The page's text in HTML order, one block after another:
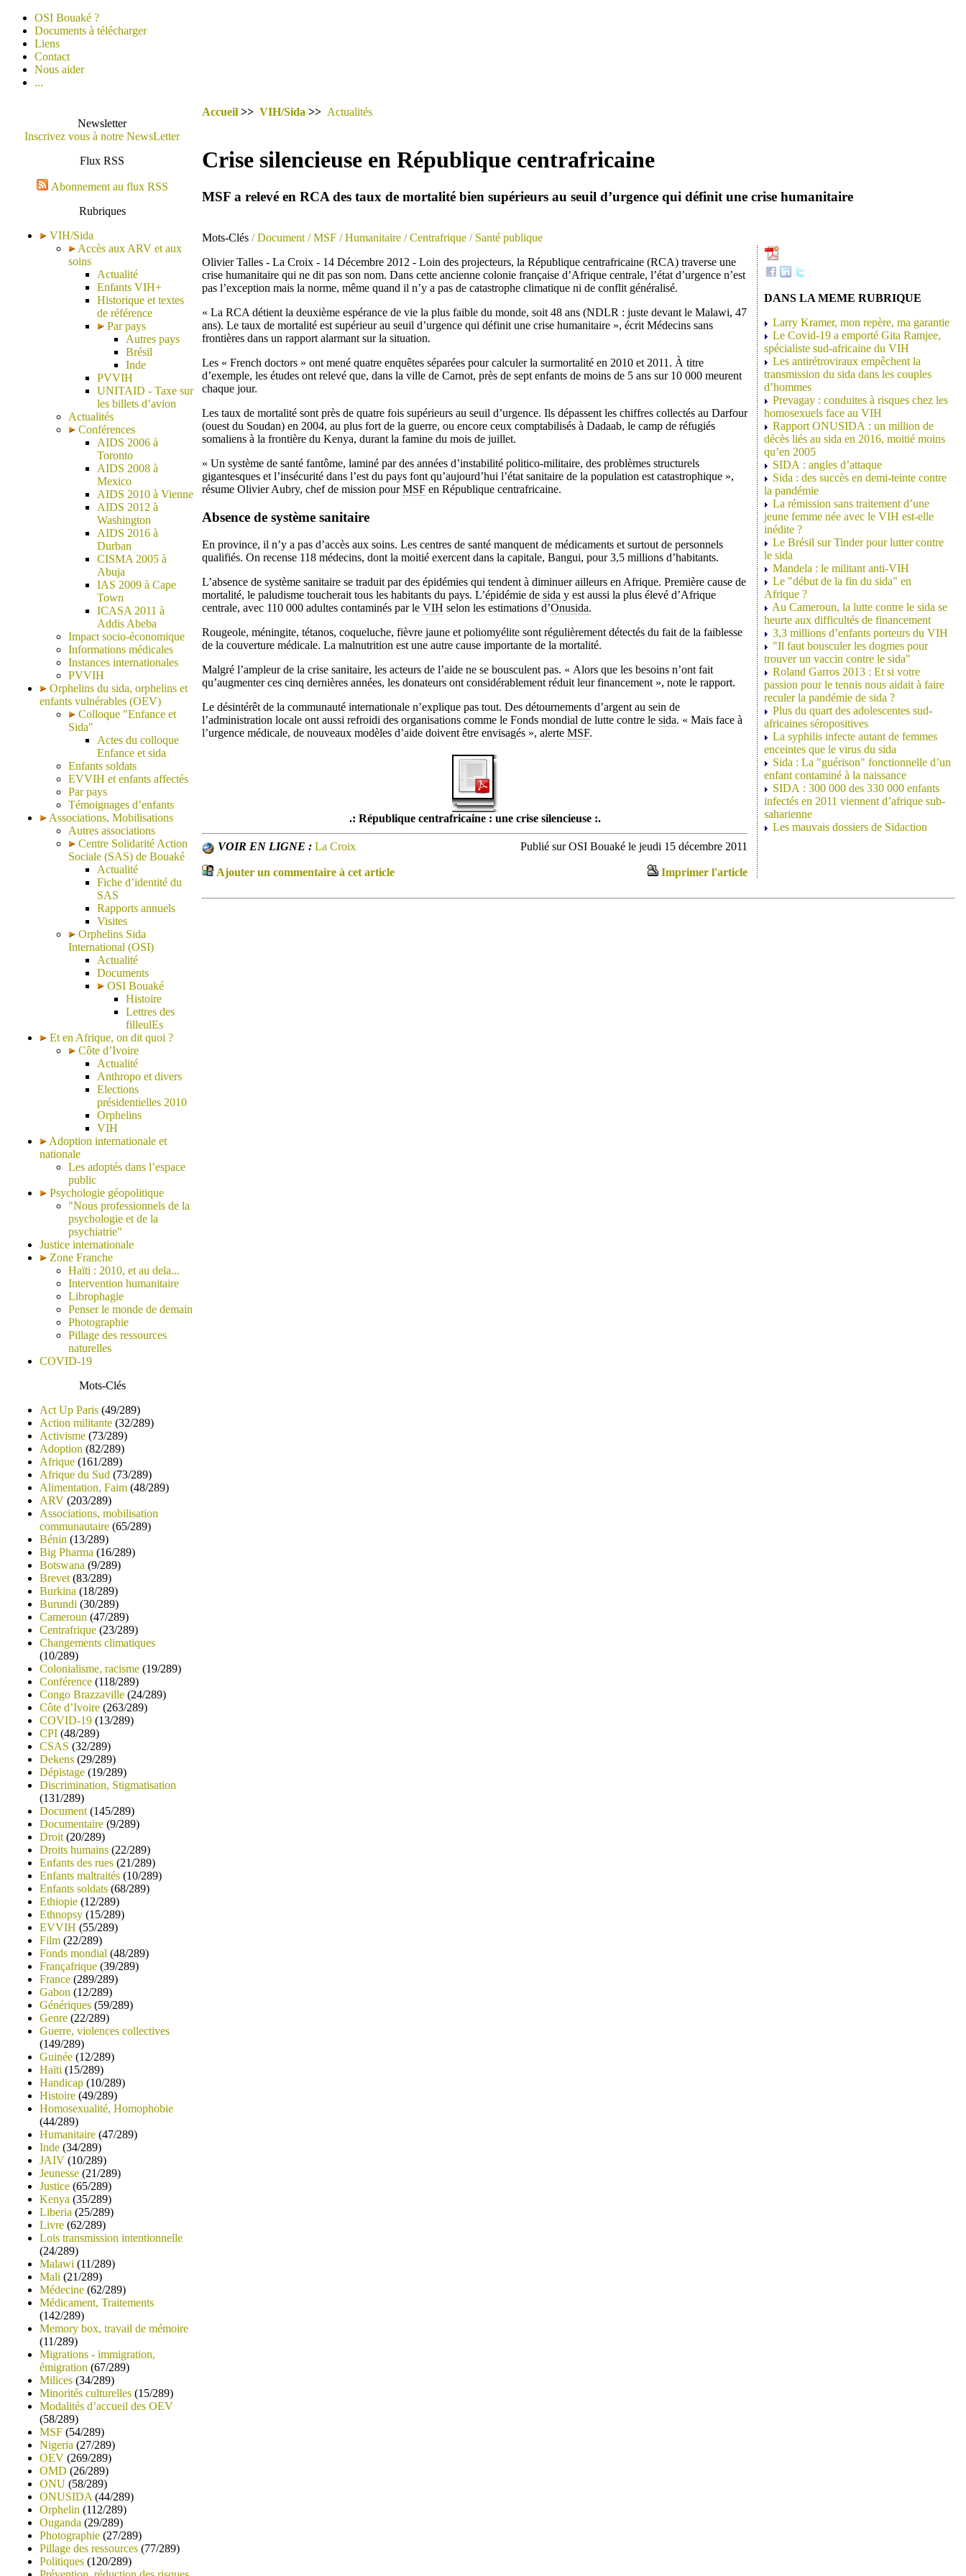
OSI Bouaké ?
Documents à télécharger
Liens
Contact
Nous aider
...
Newsletter
Inscrivez vous à notre NewsLetter
Flux RSS
Abonnement au flux RSS
Rubriques
VIH/Sida
Accès aux ARV et aux
soins
Actualité
Enfants VIH+
Historique et textes
de référence
Par pays
Autres pays
Brésil
Inde
PVVIH
UNITAID - Taxe sur
les billets d’avion
Actualités
Conférences
AIDS 2006 à
Toronto
AIDS 2008 à
Mexico
AIDS 2010 à Vienne
AIDS 2012 à
Washington
AIDS 2016 à
Durban
CISMA 2005 à
Abuja
IAS 2009 à Cape
Town
ICASA 2011 à
Addis Abeba
Impact socio-économique
Informations médicales
Instances internationales
PVVIH
Orphelins du sida, orphelins et
enfants vulnérables (OEV)
Colloque "Enfance et
Sida"
Actes du colloque
Enfance et sida
Enfants soldats
EVVIH et enfants affectés
Par pays
Témoignages d’enfants
Associations, Mobilisations
Autres associations
Centre Solidarité Action
Sociale (SAS) de Bouaké
Actualité
Fiche d’identité du
SAS
Rapports annuels
Visites
Orphelins Sida
International (OSI)
Actualité
Documents
OSI Bouaké
Histoire
Lettres des
filleulEs
Et en Afrique, on dit quoi ?
Côte d’Ivoire
Actualité
Anthropo et divers
Elections
présidentielles 2010
Orphelins
VIH
Adoption internationale et
nationale
Les adoptés dans l’espace
public
Psychologie géopolitique
"Nous professionnels de la
psychologie et de la
psychiatrie"
Justice internationale
Zone Franche
Haïti : 2010, et au dela...
Intervention humanitaire
Librophagie
Penser le monde de demain
Photographie
Pillage des ressources
naturelles
COVID-19
Mots-Clés
Act Up Paris (49/289)
Action militante (32/289)
Activisme (73/289)
Adoption (82/289)
Afrique (161/289)
Afrique du Sud (73/289)
Alimentation, Faim (48/289)
ARV (203/289)
Associations, mobilisation
communautaire (65/289)
Bénin (13/289)
Big Pharma (16/289)
Botswana (9/289)
Brevet (83/289)
Burkina (18/289)
Burundi (30/289)
Cameroun (47/289)
Centrafrique (23/289)
Changements climatiques
(10/289)
Colonialisme, racisme (19/289)
Conférence (118/289)
Congo Brazzaville (24/289)
Côte d’Ivoire (263/289)
COVID-19 (13/289)
CPI (48/289)
CSAS (32/289)
Dekens (29/289)
Dépistage (19/289)
Discrimination, Stigmatisation
(131/289)
Document (145/289)
Documentaire (9/289)
Droit (20/289)
Droits humains (22/289)
Enfants des rues (21/289)
Enfants maltraités (10/289)
Enfants soldats (68/289)
Ethiopie (12/289)
Ethnopsy (15/289)
EVVIH (55/289)
Film (22/289)
Fonds mondial (48/289)
Françafrique (39/289)
France (289/289)
Gabon (12/289)
Génériques (59/289)
Genre (22/289)
Guerre, violences collectives
(149/289)
Guinée (12/289)
Haïti (15/289)
Handicap (10/289)
Histoire (49/289)
Homosexualité, Homophobie
(44/289)
Humanitaire (47/289)
Inde (34/289)
JAIV (10/289)
Jeunesse (21/289)
Justice (65/289)
Kenya (35/289)
Liberia (25/289)
Livre (62/289)
Lois transmission intentionnelle
(24/289)
Malawi (11/289)
Mali (21/289)
Médecine (62/289)
Médicament, Traitements
(142/289)
Memory box, travail de mémoire
(11/289)
Migrations - immigration,
émigration (67/289)
Milices (34/289)
Minorités culturelles (15/289)
Modalités d’accueil des OEV
(58/289)
MSF (54/289)
Nigeria (27/289)
OEV (269/289)
OMD (26/289)
ONU (58/289)
ONUSIDA (44/289)
Orphelin (112/289)
Ouganda (29/289)
Photographie (27/289)
Pillage des ressources (77/289)
Politiques (120/289)
Accueil >> VIH/Sida >> Actualités
Crise silencieuse en République centrafricaine
MSF a relevé en RCA des taux de mortalité bien supérieurs au seuil d’urgence qui définit une crise humanitaire
Mots-Clés / Document / MSF / Humanitaire / Centrafrique / Santé publique
Olivier Talles - La Croix - 14 Décembre 2012 - Loin des projecteurs, la République centrafricaine (RCA) traverse une
crise humanitaire qui ne dit pas son nom. Dans cette ancienne colonie française d’Afrique centrale, l’état d’urgence n’est
pas l’exception mais la norme, même quand il n’y a pas de catastrophe climatique ni de conflit généralisé.
« La RCA détient la deuxième espérance de vie la plus faible du monde, soit 48 ans (NDLR : juste devant le Malawi, 47
ans). Le taux de mortalité est supérieur au seuil d’urgence qui définit une crise humanitaire », écrit Médecins sans
frontières dans un rapport alarmant sur la situation.
Les « French doctors » ont mené quatre enquêtes séparées pour calculer la surmortalité en 2010 et 2011. À titre
d’exemple, les études ont relevé que, dans la ville de Carnot, près de sept enfants de moins de 5 ans sur 10 000 meurent
chaque jour.
Les taux de mortalité sont près de quatre fois supérieurs au seuil d’urgence. Ils dépassent les chiffres collectés au Darfour
(ouest du Soudan) en 2004, au plus fort de la guerre, ou encore ceux comptabilisés à Dadaab, le camp de réfugiés
somaliens à la frontière du Kenya, durant la famine du mois de juillet.
« Un système de santé fantôme, laminé par des années d’instabilité politico-militaire, des problèmes structurels
gigantesques et l’insécurité dans l’est du pays font qu’aujourd’hui l’état sanitaire de la population est catastrophique »,
résume Olivier Aubry, chef de mission pourMSF en République centrafricaine.
Absence de système sanitaire
En province, il n’y a pas d’accès aux soins. Les centres de santé manquent de médicaments et surtout de personnels
qualifiés. On recense 118 médecins, dont la moitié exercent dans la capitale, Bangui, pour 3,5 millions d’habitants.
L’absence de système sanitaire se traduit par des épidémies qui tendent à diminuer ailleurs en Afrique. Première cause de
mortalité, le paludisme toucherait tous les habitants du pays. L’épidémie de sida y est aussi la plus élevé d’Afrique
centrale, avec 110 000 adultes contaminés par le VIH selon les estimations d’Onusida.
Rougeole, méningite, tétanos, coqueluche, fièvre jaune et poliomyélite sont régulièrement détectés du fait de la faiblesse
de la couverture médicale. La malnutrition est une autre cause importante de la mortalité.
Malgré l’ampleur de la crise sanitaire, les acteurs de l’aide ne se bousculent pas. « Alors que les besoins n’ont fait
qu’augmenter ces cinq dernières années, les donateurs ont considérablement réduit leur financement », note le rapport.
Le désintérêt de la communauté internationale n’explique pas tout. Des détournements d’argent au sein de
l’administration locale ont aussi refroidi des organisations comme le Fonds mondial de lutte contre le sida. « Mais face à
l’urgence médicale, de nouveaux modèles d’aide doivent être envisagés », alerte MSF.
.: République centrafricaine : une crise silencieuse :.
VOIR EN LIGNE : La Croix Publié sur OSI Bouaké le jeudi 15 décembre 2011
Ajouter un commentaire à cet article Imprimer l'article
DANS LA MEME RUBRIQUE
Larry Kramer, mon repère, ma garantie
Le Covid-19 a emporté Gita Ramjee,
spécialiste sud-africaine du VIH
Les antirétroviraux empêchent la
transmission du sida dans les couples
d’hommes
Prevagay : conduites à risques chez les
homosexuels face au VIH
Rapport ONUSIDA : un million de
décès liés au sida en 2016, moitié moins
qu’en 2005
SIDA : angles d’attaque
Sida : des succès en demi-teinte contre
la pandémie
La rémission sans traitement d’une
jeune femme née avec le VIH est-elle
inédite ?
Le Brésil sur Tinder pour lutter contre
le sida
Mandela : le militant anti-VIH
Le "début de la fin du sida" en
Afrique ?
Au Cameroun, la lutte contre le sida se
heurte aux difficultés de financement
3,3 millions d’enfants porteurs du VIH
"Il faut bousculer les dogmes pour
trouver un vaccin contre le sida"
Roland Garros 2013 : Et si votre
passion pour le tennis nous aidait à faire
reculer la pandémie de sida ?
Plus du quart des adolescentes sud-
africaines séropositives
La syphilis infecte autant de femmes
enceintes que le virus du sida
Sida : La "guérison" fonctionnelle d’un
enfant contaminé à la naissance
SIDA : 300 000 des 330 000 enfants
infectés en 2011 viennent d’afrique sub-
saharienne
Les mauvais dossiers de Sidaction